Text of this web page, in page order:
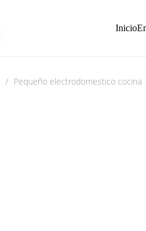
Inicio
/ Pequeño electrodomestico cocina